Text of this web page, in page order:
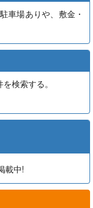
車場ありや、敷金・
検索する。
載中!